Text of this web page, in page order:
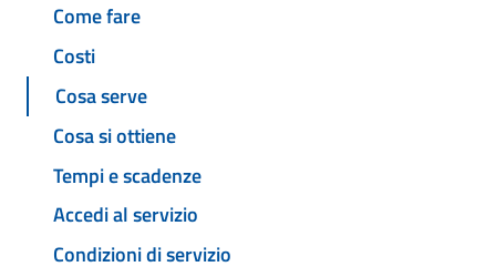
Come fare
Costi
Cosa serve
Cosa si ottiene
Tempi e scadenze
Accedi al servizio
Condizioni di servizio